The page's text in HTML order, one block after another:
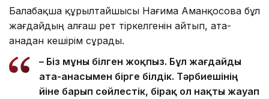
Балабақша құрылтайшысы Нағима Аманқосова бұл
жағдайдың алғаш рет тіркелгенін айтып, ата-
анадан кешірім сұрады.
– Біз мұны білген жоқпыз. Бұл жағдайды
ата-анасымен бірге білдік. Тәрбиешінің
үйіне барып сөйлестік, бірақ ол нақты жауап